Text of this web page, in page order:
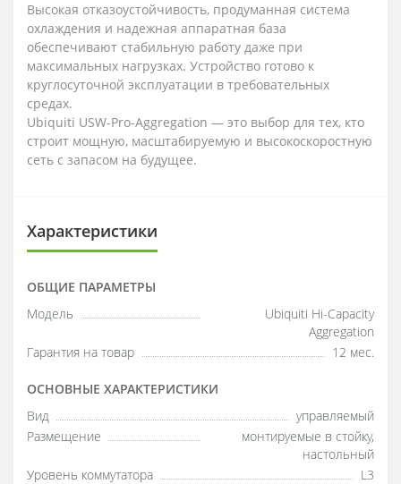
Высокая отказоустойчивость, продуманная система
охлаждения и надежная аппаратная база
обеспечивают стабильную работу даже при
максимальных нагрузках. Устройство готово к
круглосуточной эксплуатации в требовательных
средах.
Ubiquiti USW-Pro-Aggregation — это выбор для тех, кто
строит мощную, масштабируемую и высокоскоростную
сеть с запасом на будущее.
Характеристики
ОБЩИЕ ПАРАМЕТРЫ
Модель
Ubiquiti Hi-Capacity
Aggregation
Гарантия на товар
12 мес.
ОСНОВНЫЕ ХАРАКТЕРИСТИКИ
Вид
управляемый
Размещение
монтируемые в стойку,
настольный
Уровень коммутатора
L3